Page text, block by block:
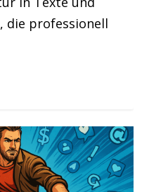
die professionell